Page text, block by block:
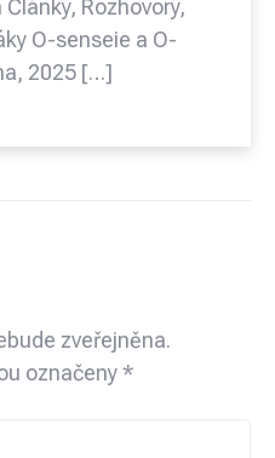
Rozhovory,
O-senseie a O-
2025 […]
zveřejněna.
označeny*